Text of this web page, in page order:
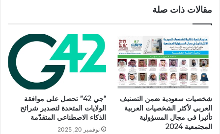
مقالات ذات صلة
شخصيات سعودية ضمن التصنيف
العربي لأكثر الشخصيات العربية
تأثيرا في مجال المسؤولية
المجتمعية 2024
“جي 42” تحصل على موافقة
الولايات المتحدة لتصدير شرائح
الذكاء الاصطناعي المتقدّمة
نوفمبر 20, 2025